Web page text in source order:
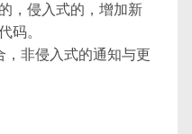
，侵入式的，增加新
码。
，非侵入式的通知与更